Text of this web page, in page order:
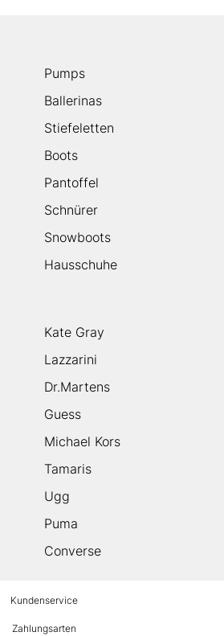
Pumps
Ballerinas
Stiefeletten
Boots
Pantoffel
Schnürer
Snowboots
Hausschuhe
Kate Gray
Lazzarini
Dr.Martens
Guess
Michael Kors
Tamaris
Ugg
Puma
Converse
Kundenservice
Zahlungsarten